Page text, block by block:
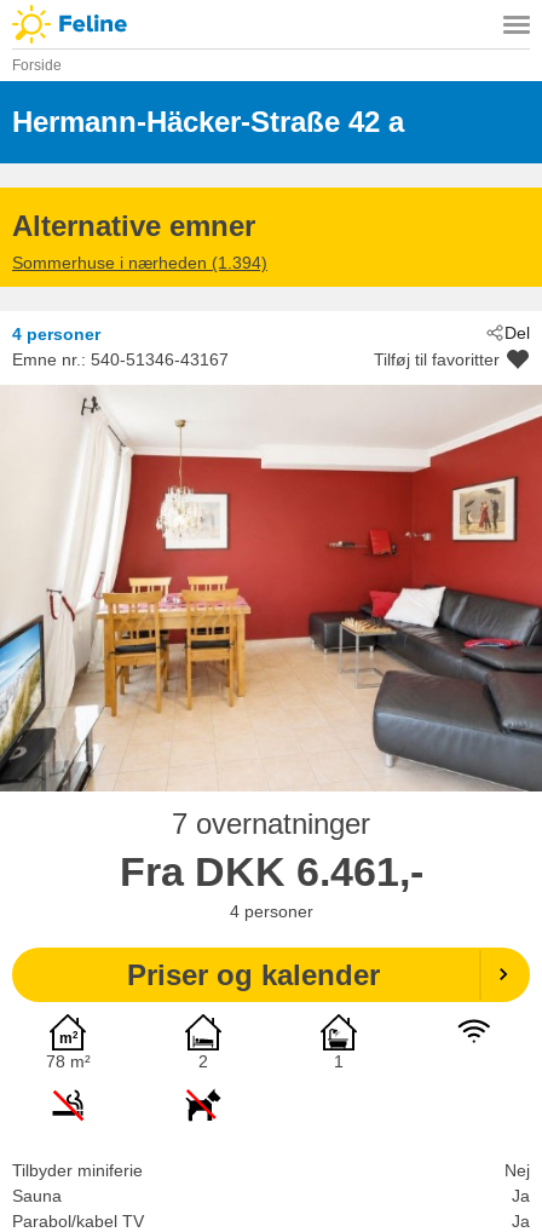
Forside
Hermann-Häcker-Straße 42 a
- 18225
-
Alternative emner
Sommerhuse i nærheden (1.394)
Del
4 personer
Emne nr.: 540-51346-43167 Tilføj til favoritter
7 overnatninger
Fra DKK 6.461,-
4 personer
Priser og kalender
78 m² 2 1
Tilbyder miniferie
Nej
Sauna
Ja
Parabol/kabel TV
Ja